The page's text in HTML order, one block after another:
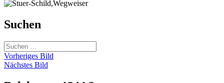
Suchen
Suchen
nach:
Vorheriges Bild
Nächstes Bild